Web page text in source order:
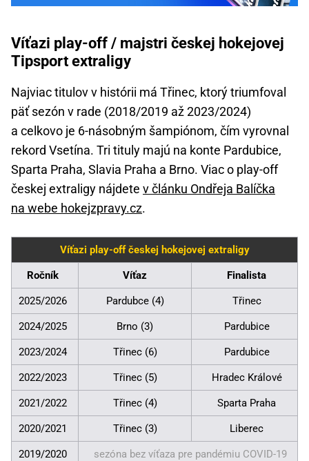
Víťazi play-off / majstri českej hokejovej
Tipsport extraligy
Najviac titulov v histórii má Třinec, ktorý triumfoval
päť sezón v rade (2018/2019 až 2023/2024)
a celkovo je 6-násobným šampiónom, čím vyrovnal
rekord Vsetína. Tri tituly majú na konte Pardubice,
Sparta Praha, Slavia Praha a Brno. Viac o play-off
českej extraligy nájdete v článku Ondřeja Balíčka
na webe hokejzpravy.cz.
Víťazi play-off českej hokejovej extraligy
Ročník Víťaz Finalista
2025/2026 Pardubce (4) Třinec
2024/2025 Brno (3) Pardubice
2023/2024 Třinec (6) Pardubice
2022/2023 Třinec (5) Hradec Králové
2021/2022 Třinec (4) Sparta Praha
2020/2021 Třinec (3) Liberec
2019/2020 sezóna bez víťaza pre pandémiu COVID-19